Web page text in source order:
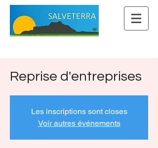
Reprise d'entreprises
Les inscriptions sont closes
Voir autres événements